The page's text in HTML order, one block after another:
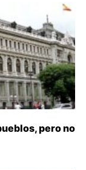
pero no